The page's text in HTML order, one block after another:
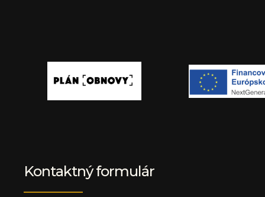
Kontaktný formulár